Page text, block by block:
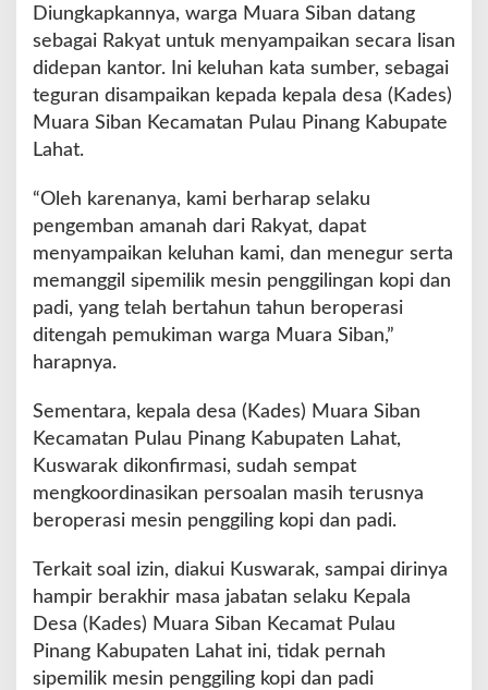
Diungkapkannya, warga Muara Siban datang
sebagai Rakyat untuk menyampaikan secara lisan
didepan kantor. Ini keluhan kata sumber, sebagai
teguran disampaikan kepada kepala desa (Kades)
Muara Siban Kecamatan Pulau Pinang Kabupate
Lahat.
“Oleh karenanya, kami berharap selaku
pengemban amanah dari Rakyat, dapat
menyampaikan keluhan kami, dan menegur serta
memanggil sipemilik mesin penggilingan kopi dan
padi, yang telah bertahun tahun beroperasi
ditengah pemukiman warga Muara Siban,”
harapnya.
Sementara, kepala desa (Kades) Muara Siban
Kecamatan Pulau Pinang Kabupaten Lahat,
Kuswarak dikonfirmasi, sudah sempat
mengkoordinasikan persoalan masih terusnya
beroperasi mesin penggiling kopi dan padi.
Terkait soal izin, diakui Kuswarak, sampai dirinya
hampir berakhir masa jabatan selaku Kepala
Desa (Kades) Muara Siban Kecamat Pulau
Pinang Kabupaten Lahat ini, tidak pernah
sipemilik mesin penggiling kopi dan padi